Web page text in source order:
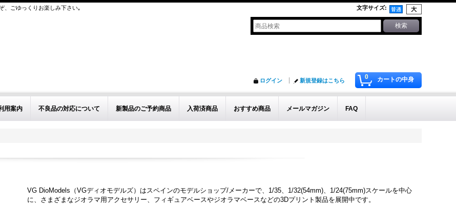
、ごゆっくりお楽しみ下さい｡ 文字サイズ:
0 カートの中身
ログイン 新規登録はこちら
用案内 不良品の対応について 新製品のご予約商品 入荷済商品 おすすめ商品 メールマガジン FAQ
VG DioModels（VGディオモデルズ）はスペインのモデルショップ/メーカーで、1/35、1/32(54mm)、1/24(75mm)スケールを中心
に、さまざまなジオラマ用アクセサリー、フィギュアベースやジオラマベースなどの3Dプリント製品を展開中です。